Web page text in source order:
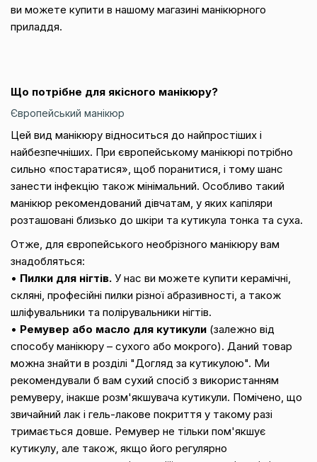
ви можете купити в нашому магазині манікюрного
приладдя.
Що потрібне для якісного манікюру?
Європейський манікюр
Цей вид манікюру відноситься до найпростіших і
найбезпечніших. При європейському манікюрі потрібно
сильно «постаратися», щоб поранитися, і тому шанс
занести інфекцію також мінімальний. Особливо такий
манікюр рекомендований дівчатам, у яких капіляри
розташовані близько до шкіри та кутикула тонка та суха.
Отже, для європейського необрізного манікюру вам
знадобляться:
• Пилки для нігтів. У нас ви можете купити керамічні,
скляні, професійні пилки різної абразивності, а також
шліфувальники та полірувальники нігтів.
• Ремувер або масло для кутикули (залежно від
способу манікюру – сухого або мокрого). Даний товар
можна знайти в розділі "Догляд за кутикулою". Ми
рекомендували б вам сухий спосіб з використанням
ремуверу, інакше розм'якшувача кутикули. Помічено, що
звичайний лак і гель-лакове покриття у такому разі
тримається довше. Ремувер не тільки пом'якшує
кутикулу, але також, якщо його регулярно